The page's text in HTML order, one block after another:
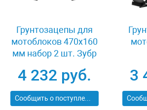
Грунтозацепы для
мотоблоков 470х160
мм набор 2 шт. Зубр
4 232 руб.
Сообщить о поступлении
3